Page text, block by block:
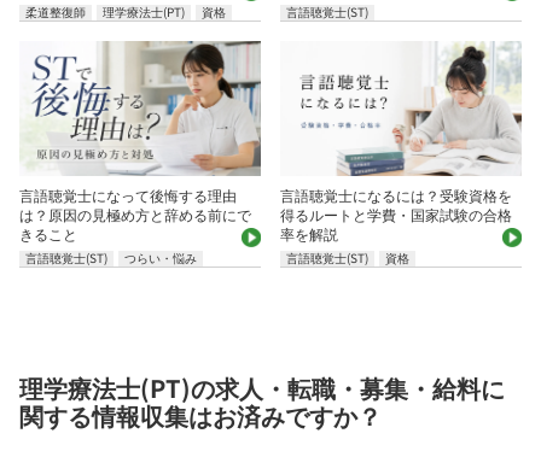
柔道整復師 理学療法士(PT) 資格 言語聴覚士(ST)
言語聴覚士になって後悔する理由
は？原因の見極め方と辞める前にで
きること
言語聴覚士(ST) つらい・悩み
言語聴覚士になるには？受験資格を
得るルートと学費・国家試験の合格
率を解説
言語聴覚士(ST) 資格
理学療法士(PT)の求人・転職・募集・給料に
関する情報収集はお済みですか？